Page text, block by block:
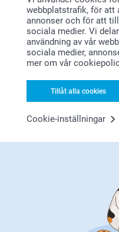
webbplatstrafik, för att
annonser och för att
sociala medier. Vi
användning av vår
sociala medier,
mer om vår
Tillåt alla cookies
Cookie-inställningar
Letar du